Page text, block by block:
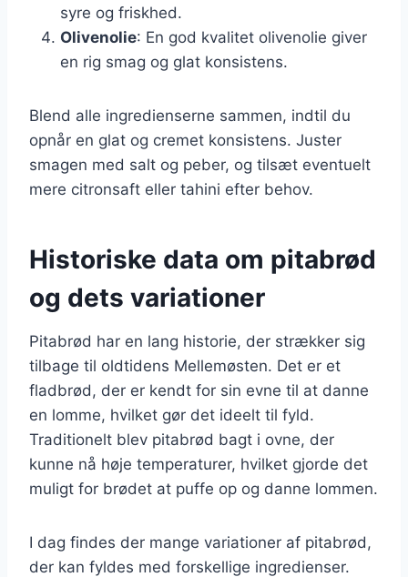
syre og friskhed.
Olivenolie: En god kvalitet olivenolie giver
en rig smag og glat konsistens.
Blend alle ingredienserne sammen, indtil du
opnår en glat og cremet konsistens. Juster
smagen med salt og peber, og tilsæt eventuelt
mere citronsaft eller tahini efter behov.
Historiske data om pitabrød
og dets variationer
Pitabrød har en lang historie, der strækker sig
tilbage til oldtidens Mellemøsten. Det er et
fladbrød, der er kendt for sin evne til at danne
en lomme, hvilket gør det ideelt til fyld.
Traditionelt blev pitabrød bagt i ovne, der
kunne nå høje temperaturer, hvilket gjorde det
muligt for brødet at puffe op og danne lommen.
I dag findes der mange variationer af pitabrød,
der kan fyldes med forskellige ingredienser.